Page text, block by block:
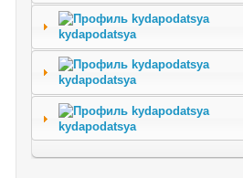
kydapodatsya
kydapodatsya
kydapodatsya